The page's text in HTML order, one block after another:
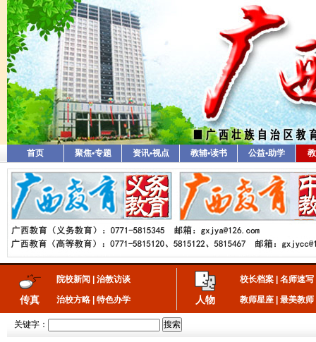
首页 聚焦•专题 资讯•视点 教辅•读书 公益•助学
传真
院校新闻 治教访谈
治校方略 特色办学 人物
校长档案 名师速写
教师星座 最美教师
关键字： 搜索